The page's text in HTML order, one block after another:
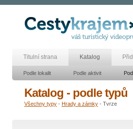
Titulní strana Katalog
Podle lokalit Podle aktivit
Katalog - podle typů
Všechny typy - Hrady a zámky - Tvrze